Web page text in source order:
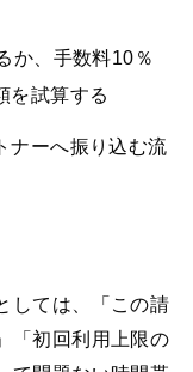
か、手数料10％
を試算する
ナーへ振り込む流
しては、「この請
「初回利用上限の